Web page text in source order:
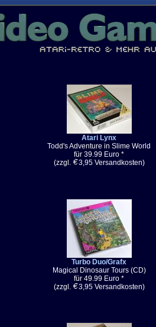
Atari Lynx
Todd's Adventure in Slime World
für 39.99 Euro *
(zzgl.
3,95 Versandkosten)
Turbo Duo/Grafx
Magical Dinosaur Tours (CD)
für 49.99 Euro *
(zzgl.
3,95 Versandkosten)